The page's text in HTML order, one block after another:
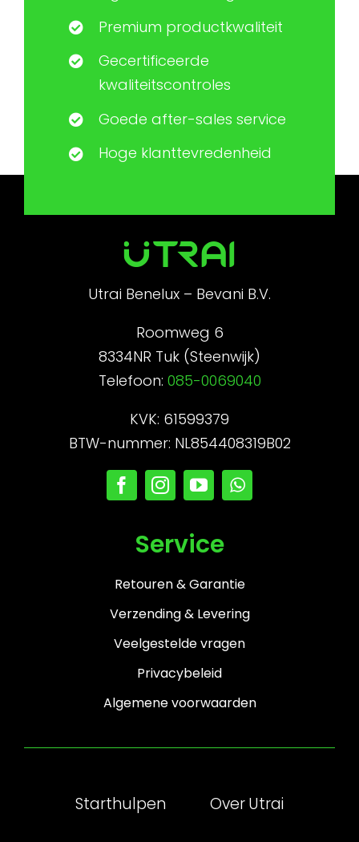
Premium productkwaliteit
Gecertificeerde
kwaliteitscontroles
Goede after-sales service
Hoge klanttevredenheid
Utrai Benelux – Bevani B.V.
Roomweg 6
8334NR Tuk (Steenwijk)
Telefoon: 085-0069040
KVK: 61599379
BTW-nummer: NL854408319B02
Service
Retouren & Garantie
Verzending & Levering
Veelgestelde vragen
Privacybeleid
Algemene voorwaarden
Starthulpen Over Utrai